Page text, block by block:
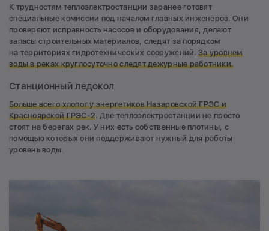
К трудностям теплоэлектростанции заранее готовят
специальные комиссии под началом главных инженеров. Они
проверяют исправность насосов и оборудования, делают
запасы строительных материалов, следят за порядком
на территориях гидротехнических сооружений. За уровнем
воды в реках круглосуточно следят дежурные работники.
Станционный ледокол
Больше всего хлопот у энергетиков Назаровской ГРЭС и
Красноярской ГРЭС-2. Две теплоэлектростанции не просто
стоят на берегах рек. У них есть собственные плотины, с
помощью которых они поддерживают нужный для работы
уровень воды.